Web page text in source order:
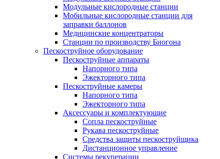
Модульные кислородные станции
Мобильные кислородные станции для
заправки баллонов
Медицинские концентраторы
Станции по производству Биогона
Пескоструйное оборудование
Пескоструйные аппараты
Напорного типа
Эжекторного типа
Пескоструйные камеры
Напорного типа
Эжекторного типа
Аксессуары и комплектующие
Сопла пескоструйные
Рукава пескоструйные
Средства защиты пескоструйщика
Дистанционное управление
Системы рекуперации